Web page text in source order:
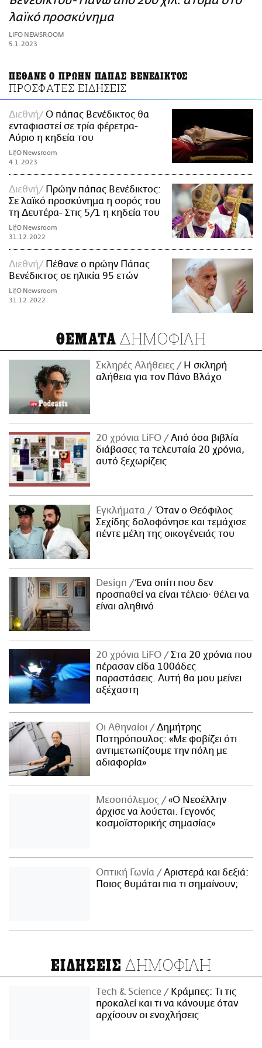
ΑΜΠΑ
PRINT
λαϊκό προσκύνημα
LIFO NEWSROOM
5.1.2023
ΠΕΘΑΝΕ Ο ΠΡΩΗΝ ΠΑΠΑΣ ΒΕΝΕΔΙΚΤΟΣ
ΠΡΟΣΦΑΤΕΣ ΕΙΔΗΣΕΙΣ
Διεθνή
Ο πάπας Βενέδικτος θα
ενταφιαστεί σε τρία φέρετρα-
Αύριο η κηδεία του
LifO Newsroom
4.1.2023
Διεθνή
Πρώην πάπας Βενέδικτος:
Σε λαϊκό προσκύνημα η σορός του
τη Δευτέρα- Στις 5/1 η κηδεία του
LifO Newsroom
31.12.2022
Διεθνή
Πέθανε ο πρώην Πάπας
Βενέδικτος σε ηλικία 95 ετών
LifO Newsroom
31.12.2022
ΘΕΜΑΤΑ ΔΗΜΟΦΙΛΗ
Σκληρές Αλήθειες
H σκληρή
αλήθεια για τον Πάνο Βλάχο
20 χρόνια LiFO
Από όσα βιβλία
διάβασες τα τελευταία 20 χρόνια,
αυτό ξεχωρίζεις
Εγκλήματα
Όταν ο Θεόφιλος
Σεχίδης δολοφόνησε και τεμάχισε
πέντε μέλη της οικογένειάς του
Design
Ένα σπίτι που δεν
προσπαθεί να είναι τέλειο· θέλει να
είναι αληθινό
20 χρόνια LiFO
Στα 20 χρόνια που
πέρασαν είδα 100άδες
παραστάσεις. Αυτή θα μου μείνει
αξέχαστη
Οι Αθηναίοι
Δημήτρης
Ποτηρόπουλος: «Με φοβίζει ότι
αντιμετωπίζουμε την πόλη με
αδιαφορία»
Μεσοπόλεμος
«Ο Νεοέλλην
άρχισε να λούεται. Γεγονός
κοσμοϊστορικής σημασίας»
Οπτική Γωνία
Αριστερά και δεξιά:
Ποιος θυμάται πια τι σημαίνουν;
ΕΙΔΗΣΕΙΣ ΔΗΜΟΦΙΛΗ
Τech & Science
Κράμπες: Τι τις
προκαλεί και τι να κάνουμε όταν
αρχίσουν οι ενοχλήσεις